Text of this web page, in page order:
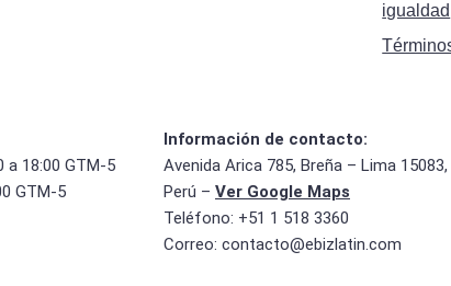
igualdad
a 18:00 GTM-5
GTM-5
Información de contacto:
Avenida Arica 785, Breña – Lima 15083,
Perú – Ver Google Maps
Teléfono: +51 1 518 3360
Correo: contacto@ebizlatin.com